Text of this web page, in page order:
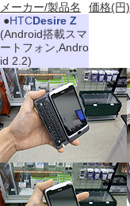
メーカー/製品名 価格(円)
●HTCDesire Z
(Android搭載スマ
ートフォン,Andro
id 2.2)